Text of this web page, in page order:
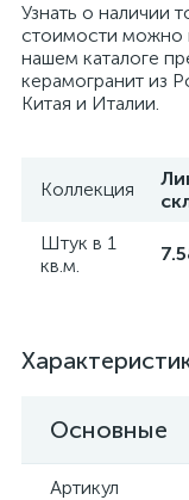
Узнать о наличии
стоимости можно
нашем каталоге
керамогранит из
Китая и Италии.
Коллекция
Штук в 1
кв.м.
Основные
Артикул